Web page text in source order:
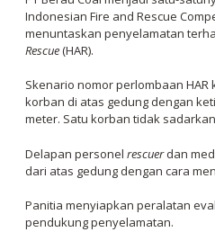
Indonesian Fire and Rescue
menuntaskan penyelamatan
Rescue(HAR).
Skenario nomor perlombaan
korban di atas gedung dengan
meter. Satu korban tidak
Delapan personel rescuerdan
dari atas gedung dengan cara
Panitia menyiapkan peralatan
pendukung penyelamatan.